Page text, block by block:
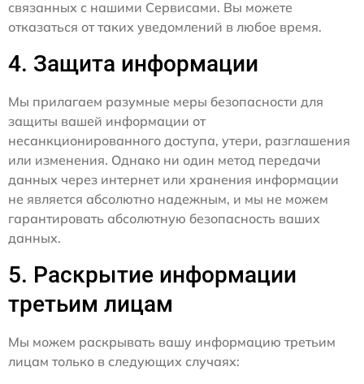
связанных с нашими Сервисами. Вы можете
отказаться от таких уведомлений в любое время.
4. Защита информации
Мы прилагаем разумные меры безопасности для
защиты вашей информации от
несанкционированного доступа, утери, разглашения
или изменения. Однако ни один метод передачи
данных через интернет или хранения информации
не является абсолютно надежным, и мы не можем
гарантировать абсолютную безопасность ваших
данных.
5. Раскрытие информации
третьим лицам
Мы можем раскрывать вашу информацию третьим
лицам только в следующих случаях: